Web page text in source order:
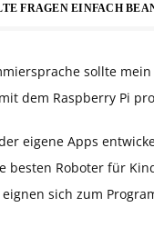
FRAGEN EINFACH
sollte
dem Raspberry Pi
eigene Apps
besten Roboter für
sich zum